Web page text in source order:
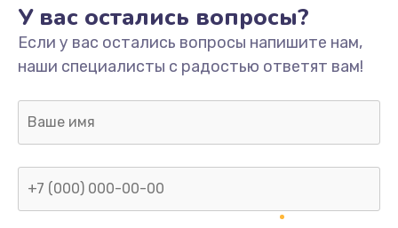
Замена/Pемонт карбюратора
1300 руб.
Заказать
Ремонт капиллярной трубки
400 руб.
У вас остались вопросы?
Если у вас остались вопросы напишите нам,
наши специалисты с радостью ответят вам!